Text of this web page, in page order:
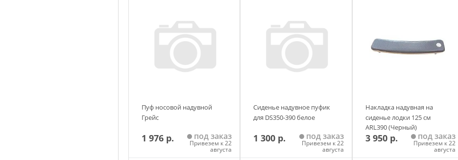
Пуф носовой надувной
Грейс
1 976 р. под заказ
Привезем к 22
августа
Сиденье надувное пуфик
для DS350-390 белое
1 300 р. под заказ
Привезем к 22
августа
Накладка надувная на
сиденье лодки 125 см
ARL390 (Черный)
3 950 р. под заказ
Привезем к 22
августа